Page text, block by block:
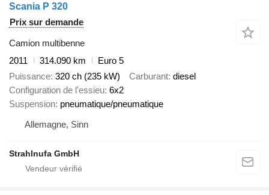
Scania P 320
Prix sur demande
Camion multibenne
2011
314.090 km
Euro 5
Puissance 320 ch (235 kW) Carburant diesel
Configuration de l'essieu 6x2
Suspension pneumatique/pneumatique
Allemagne, Sinn
Strahlnufa GmbH